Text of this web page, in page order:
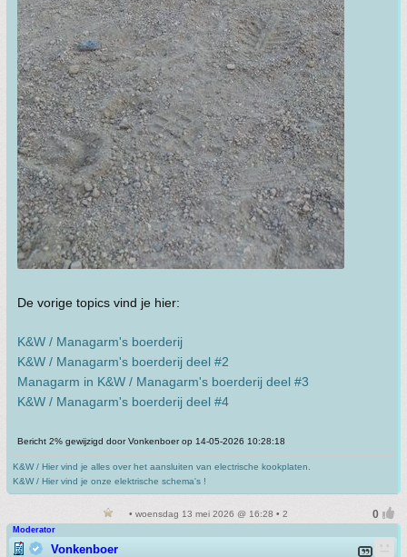
De vorige topics vind je hier:
K&W / Managarm's boerderij
K&W / Managarm's boerderij deel #2
Managarm in K&W / Managarm's boerderij deel #3
K&W / Managarm's boerderij deel #4
Bericht 2% gewijzigd door Vonkenboer op 14-05-2026 10:28:18
K&W / Hier vind je alles over het aansluiten van electrische kookplaten.
K&W / Hier vind je onze elektrische schema's !
• woensdag 13 mei 2026 @ 16:28 • 2
Moderator
Vonkenboer